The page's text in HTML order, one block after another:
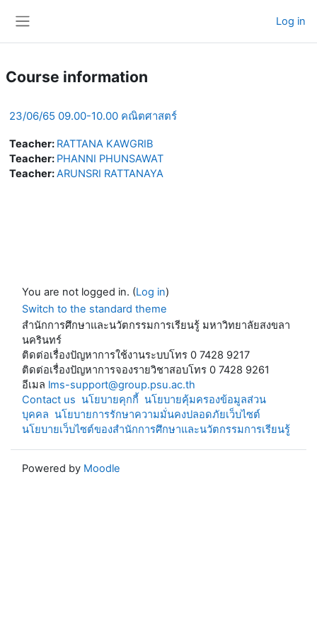
Log in
Course information
23/06/65 09.00-10.00 คณิตศาสตร์
Teacher: RATTANA KAWGRIB
Teacher: PHANNI PHUNSAWAT
Teacher:ARUNSRI RATTANAYA
You are not logged in. (Log in)
Switch to the standard theme
สำนักการศึกษาและนวัตกรรมการเรียนรู้ มหาวิทยาลัยสงขลา
นครินทร์
ติดต่อเรื่องปัญหาการใช้งานระบบโทร 0 7428 9217
ติดต่อเรื่องปัญหาการจองรายวิชาสอบโทร 0 7428 9261
อีเมล lms-support@group.psu.ac.th
Contact us นโยบายคุกกี้ นโยบายคุ้มครองข้อมูลส่วน
บุคคล นโยบายการรักษาความมั่นคงปลอดภัยเว็บไซต์
นโยบายเว็บไซต์ของสำนักการศึกษาและนวัตกรรมการเรียนรู้
Powered by Moodle